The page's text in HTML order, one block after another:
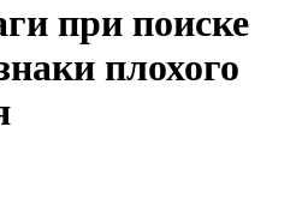
при поиске
плохого